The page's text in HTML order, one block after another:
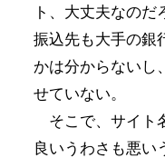
ト、大丈夫なの
振込先も大手の銀
かは分からないし
せていない。
そこで、サイト
良いうわさも悪い